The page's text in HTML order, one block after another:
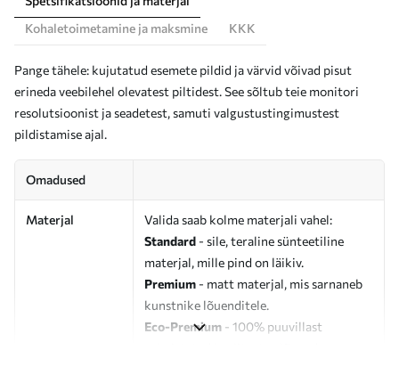
Kohaletoimetamine ja maksmine
KKK
Pange tähele: kujutatud esemete pildid ja värvid võivad pisut
erineda veebilehel olevatest piltidest. See sõltub teie monitori
resolutsioonist ja seadetest, samuti valgustustingimustest
pildistamise ajal.
Omadused
Materjal
Valida saab kolme materjali vahel:
Standard - sile, teraline sünteetiline
materjal, mille pind on läikiv.
Premium - matt materjal, mis sarnaneb
kunstnike lõuenditele.
Eco-Premium - 100% puuvillast